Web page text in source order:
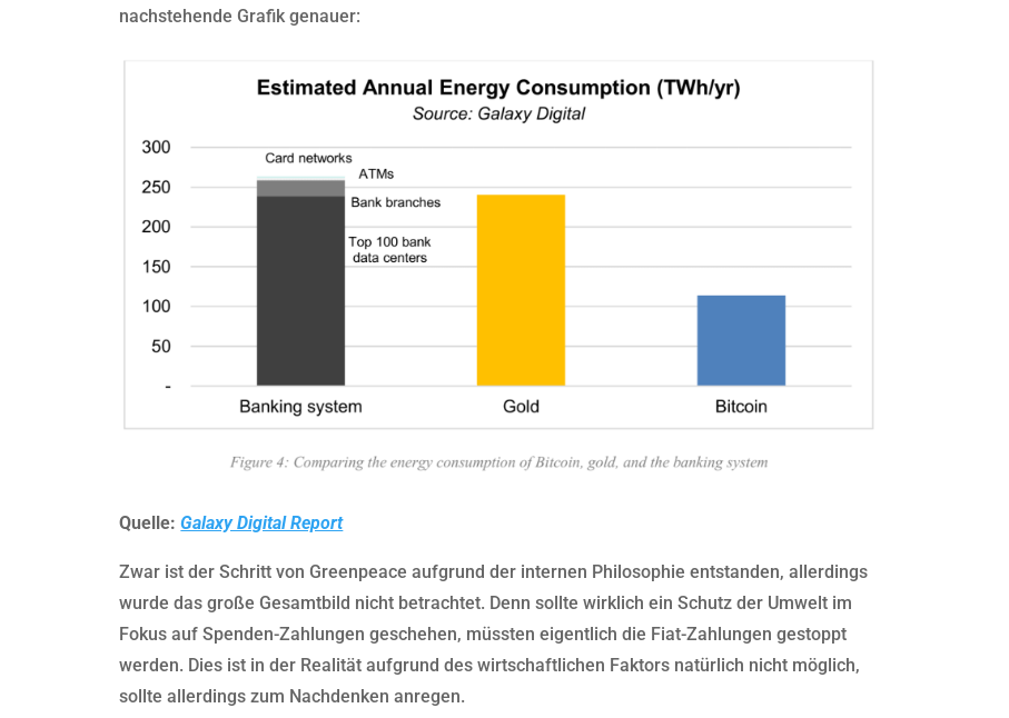
nachstehende Grafik genauer:
Quelle:Galaxy Digital Report
Zwar ist der Schritt von Greenpeace aufgrund der internen Philosophie entstanden, allerdings
wurde das große Gesamtbild nicht betrachtet. Denn sollte wirklich ein Schutz der Umwelt im
Fokus auf Spenden-Zahlungen geschehen, müssten eigentlich die Fiat-Zahlungen gestoppt
werden. Dies ist in der Realität aufgrund des wirtschaftlichen Faktors natürlich nicht möglich,
sollte allerdings zum Nachdenken anregen.